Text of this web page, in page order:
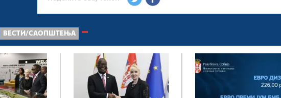
ВЕСТИ/САОПШТЕЊА